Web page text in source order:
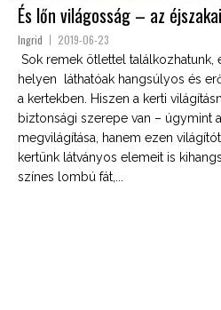
És lőn világosság – az
Ingrid 2019-06-23
Sok remek ötlettel
helyen láthatóak hangsúlyos és
a kertekben. Hiszen a kerti
biztonsági szerepe van – úgymint
megvilágítása, hanem ezen
kertünk látványos elemeit is
színes lombú fát,...